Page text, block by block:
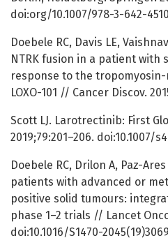
doi:org/10.1007/978-3-642-
Doebele RC, Davis LE,
NTRK fusion in a patient with
response to the
LOXO-101 // Cancer Discov.
Scott LJ. Larotrectinib: First
2019;79:201–206. doi:10.1007/
Doebele RC, Drilon A, Paz-
patients with advanced or
positive solid tumours:
phase 1–2 trials // Lancet
doi:10.1016/S1470-